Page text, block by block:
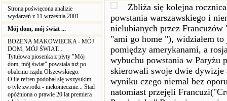
Strona poświęcona analizie
wydarzeń z 11 września 2001
Mój dom, mój świat ...
BOŻENA MAKOWIECKA - MÓJ
DOM, MÓJ ŚWIAT...
Tytułowa piosenka z płyty "Mój
dom, mój świat" powstała tuż po
obaleniu rządu Olszewskiego.
O ile refren podobał się wszystkim,
o tyle zwrotki - niekoniecznie... Stąd
opóźniona o prawie 20 lat premiera
Zbliża się kolejna
powstania warszawskiego i
nielubianych przez
"ami go home "), widziałem
pomiędzy amerykanami, a
wybuchu powstania w Paryżu
skierowali swoje dwie dywizje
wyniku czego niemal bez
natomiast przejęli